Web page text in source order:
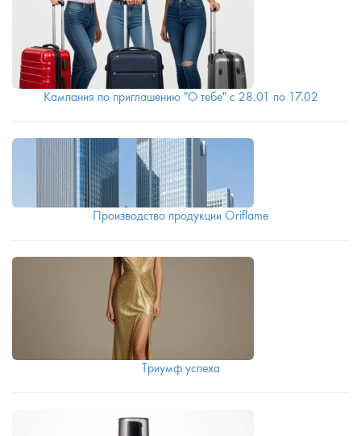
Кампания по приглашению "О тебе" с 28.01 по 17.02
Производство продукции Oriflame
Триумф успеха